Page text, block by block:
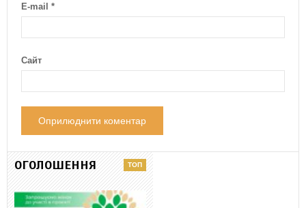
E-mail *
Сайт
ОГОЛОШЕННЯ